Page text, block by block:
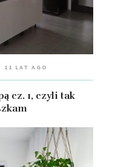
11 LAT AGO
cz. 1, czyli tak